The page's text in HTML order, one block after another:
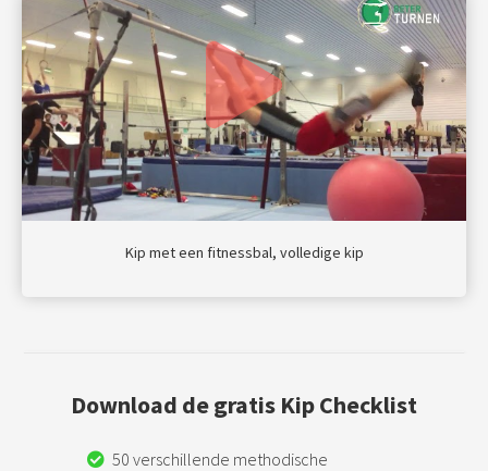
Kip met een fitnessbal, volledige kip
Download de gratis Kip Checklist
50 verschillende methodische